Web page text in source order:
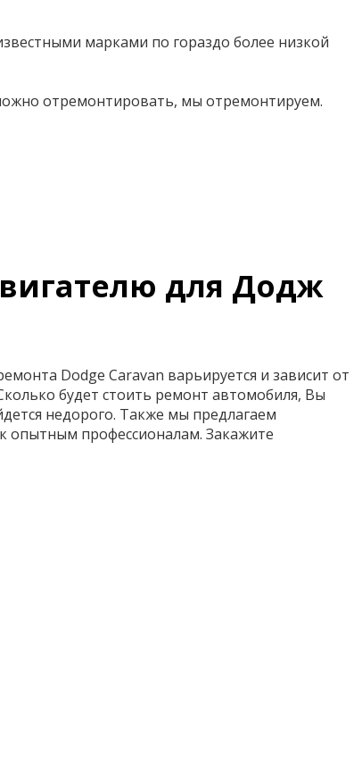
марками по гораздо более низкой
отремонтировать, мы отремонтируем.
для Додж
Dodge Caravan варьируется и зависит от
будет стоить ремонт автомобиля, Вы
недорого. Также мы предлагаем
опытным профессионалам. Закажите